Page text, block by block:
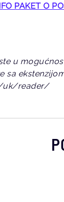
PAKET O
u
sa
uk/reader/